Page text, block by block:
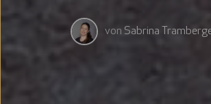
von Sabrina